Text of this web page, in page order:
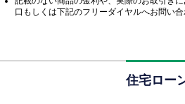
口もしくは下記のフリーダイヤルへお問い合
住宅ロー